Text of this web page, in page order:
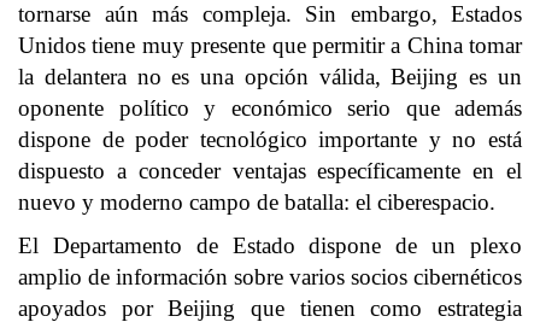
tornarse aún más compleja. Sin embargo, Estados
Unidos tiene muy presente que permitir a China tomar
la delantera no es una opción válida, Beijing es un
oponente político y económico serio que además
dispone de poder tecnológico importante y no está
dispuesto a conceder ventajas específicamente en el
nuevo y moderno campo de batalla: el ciberespacio.
El Departamento de Estado dispone de un plexo
amplio de información sobre varios socios cibernéticos
apoyados por Beijing que tienen como estrategia